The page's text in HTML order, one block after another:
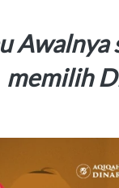
Awalnya
memilih